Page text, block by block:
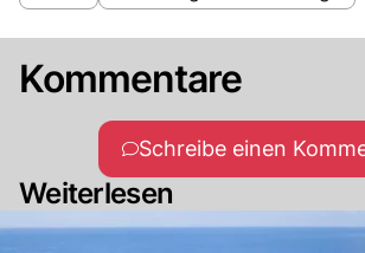
Kommentare
Schreibe einen
Weiterlesen